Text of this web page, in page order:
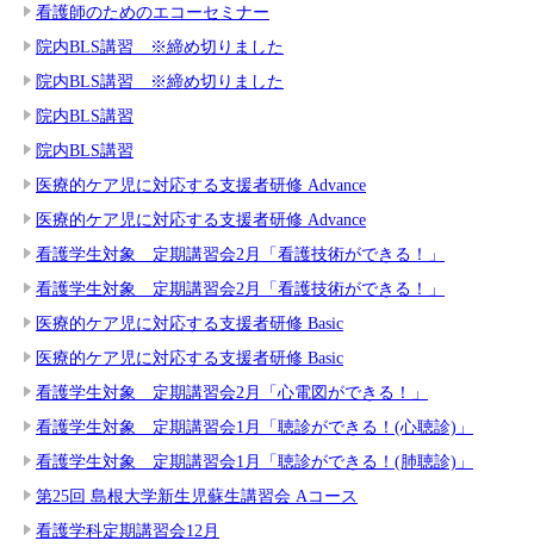
看護師のためのエコーセミナー
院内BLS講習 ※締め切りました
院内BLS講習 ※締め切りました
院内BLS講習
院内BLS講習
医療的ケア児に対応する支援者研修 Advance
医療的ケア児に対応する支援者研修 Advance
看護学生対象 定期講習会2月「看護技術ができる！」
看護学生対象 定期講習会2月「看護技術ができる！」
医療的ケア児に対応する支援者研修 Basic
医療的ケア児に対応する支援者研修 Basic
看護学生対象 定期講習会2月「心電図ができる！」
看護学生対象 定期講習会1月「聴診ができる！(心聴診)」
看護学生対象 定期講習会1月「聴診ができる！(肺聴診)」
第25回 島根大学新生児蘇生講習会 Aコース
看護学科定期講習会12月